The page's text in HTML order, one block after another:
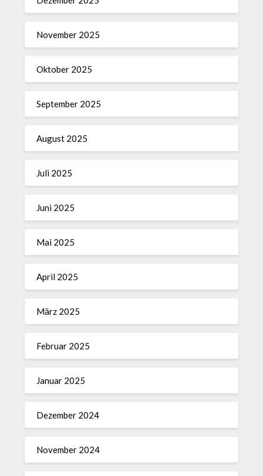
November 2025
Oktober 2025
September 2025
August 2025
Juli 2025
Juni 2025
Mai 2025
April 2025
März 2025
Februar 2025
Januar 2025
Dezember 2024
November 2024